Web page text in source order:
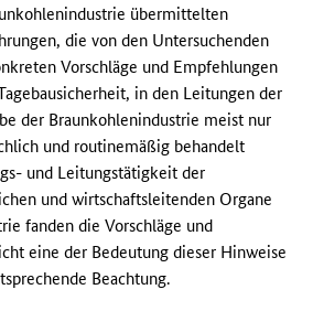
übermittelten
die von den Untersuchenden
Vorschläge und Empfehlungen
in den Leitungen der
der Braunkohlenindustrie meist nur
und routinemäßig behandelt
und Leitungstätigkeit der
und wirtschaftsleitenden Organe
fanden die Vorschläge und
eine der Bedeutung dieser Hinweise
Beachtung.